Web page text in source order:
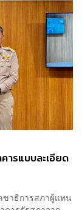
ารแบบละเอียด
าธิการสภาผู้แทน